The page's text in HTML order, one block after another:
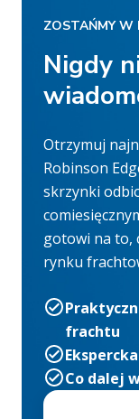
ZOSTAŃMY W
Nigdy
Otrzymuj
Robinson
skrzynki
gotowi na to,
rynku
frachtu
Co dalej